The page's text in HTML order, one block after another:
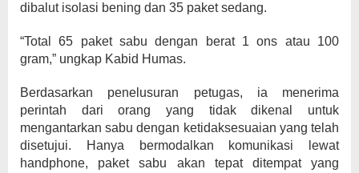
dibalut isolasi bening dan 35 paket sedang.
“Total 65 paket sabu dengan berat 1 ons atau 100
gram,” ungkap Kabid Humas.
Berdasarkan penelusuran petugas, ia menerima
perintah dari orang yang tidak dikenal untuk
mengantarkan sabu dengan ketidaksesuaian yang telah
disetujui. Hanya bermodalkan komunikasi lewat
handphone, paket sabu akan tepat ditempat yang